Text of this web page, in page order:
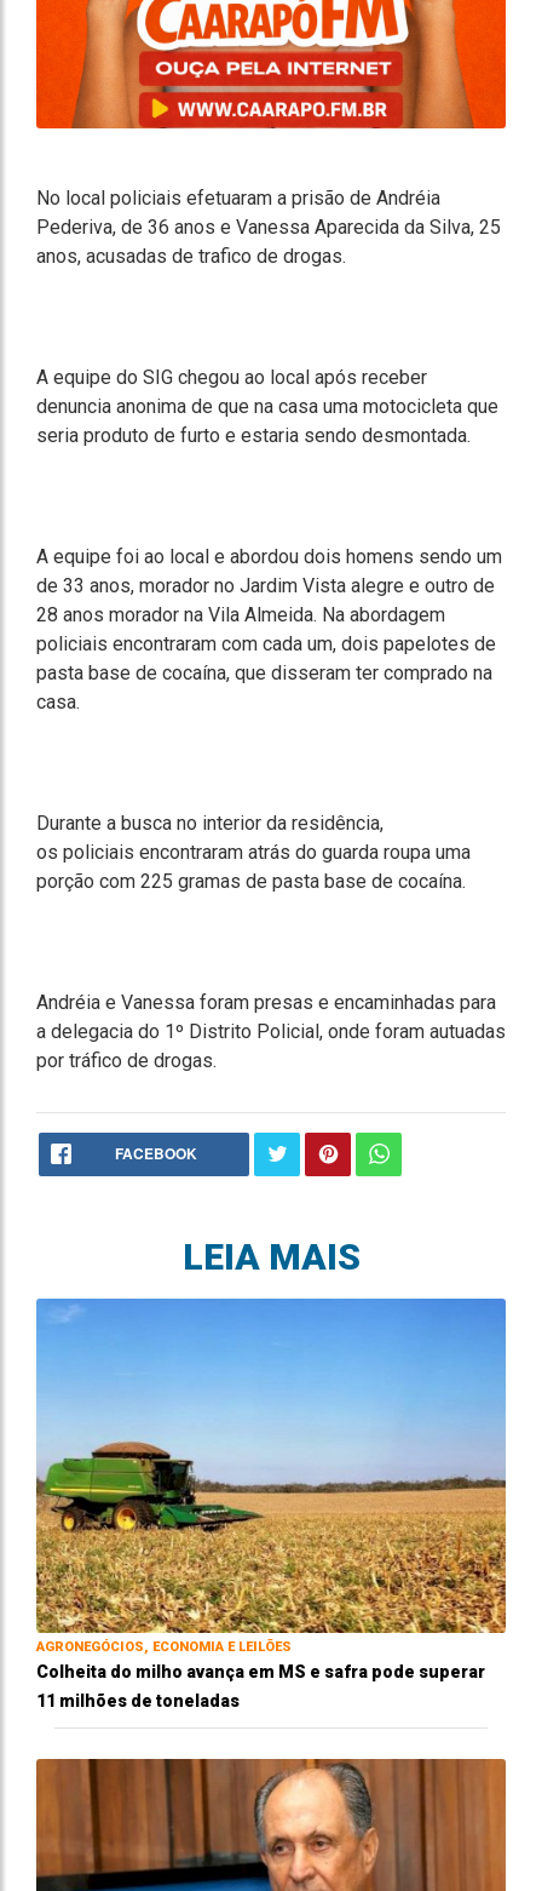
No local policiais efetuaram a prisão de Andréia
Pederiva, de 36 anos e Vanessa Aparecida da Silva, 25
anos, acusadas de trafico de drogas.
A equipe do SIG chegou ao local após receber
denuncia anonima de que na casa uma motocicleta que
seria produto de furto e estaria sendo desmontada.
A equipe foi ao local e abordou dois homens sendo um
de 33 anos, morador no Jardim Vista alegre e outro de
28 anos morador na Vila Almeida. Na abordagem
policiais encontraram com cada um, dois papelotes de
pasta base de cocaína, que disseram ter comprado na
casa.
Durante a busca no interior da residência,
os policiais encontraram atrás do guarda roupa uma
porção com 225 gramas de pasta base de cocaína.
Andréia e Vanessa foram presas e encaminhadas para
a delegacia do 1º Distrito Policial, onde foram autuadas
por tráfico de drogas.
FACEBOOK
LEIA MAIS
AGRONEGÓCIOS, ECONOMIA E LEILÕES
Colheita do milho avança em MS e safra pode superar
11 milhões de toneladas